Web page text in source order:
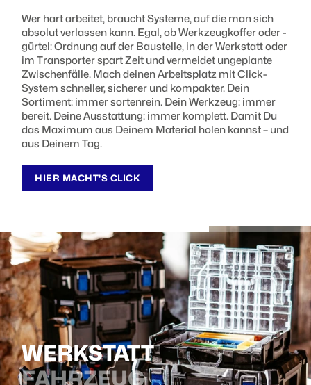
Wer hart arbeitet, braucht Systeme, auf die man sich
absolut verlassen kann. Egal, ob Werkzeugkoffer oder -
gürtel: Ordnung auf der Baustelle, in der Werkstatt oder
im Transporter spart Zeit und vermeidet ungeplante
Zwischenfälle. Mach deinen Arbeitsplatz mit Click-
System schneller, sicherer und kompakter. Dein
Sortiment: immer sortenrein. Dein Werkzeug: immer
bereit. Deine Ausstattung: immer komplett. Damit Du
das Maximum aus Deinem Material holen kannst – und
aus Deinem Tag.
HIER MACHT'S CLICK
WERKSTATT
FAHRZEUG